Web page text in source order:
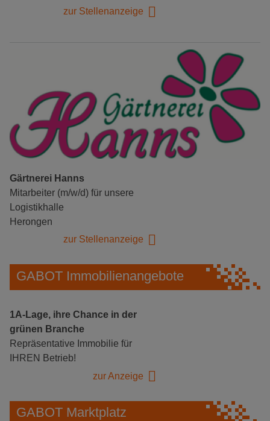
zur Stellenanzeige
Gärtnerei Hanns
Mitarbeiter (m/w/d) für unsere
Logistikhalle
Herongen
zur Stellenanzeige
GABOT Immobilienangebote
1A-Lage, ihre Chance in der
grünen Branche
Repräsentative Immobilie für
IHREN Betrieb!
zur Anzeige
GABOT Marktplatz